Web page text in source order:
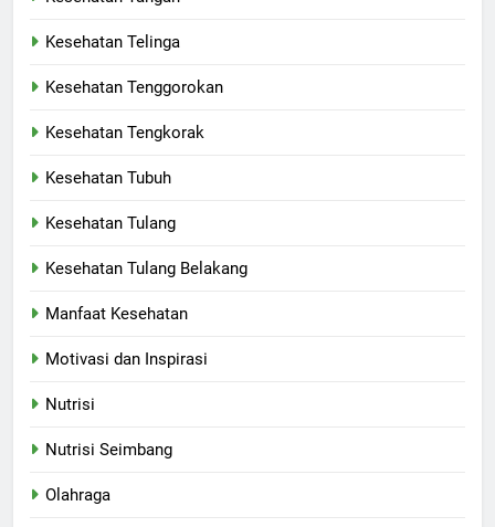
Kesehatan Telinga
Kesehatan Tenggorokan
Kesehatan Tengkorak
Kesehatan Tubuh
Kesehatan Tulang
Kesehatan Tulang Belakang
Manfaat Kesehatan
Motivasi dan Inspirasi
Nutrisi
Nutrisi Seimbang
Olahraga